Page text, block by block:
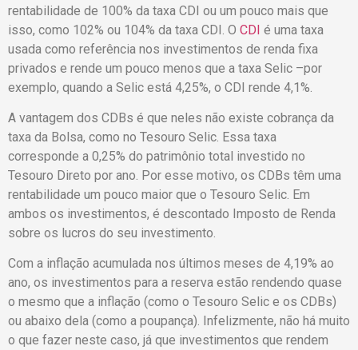
rentabilidade de 100% da taxa CDI ou um pouco mais que
isso, como 102% ou 104% da taxa CDI. O CDI é uma taxa
usada como referência nos investimentos de renda fixa
privados e rende um pouco menos que a taxa Selic –por
exemplo, quando a Selic está 4,25%, o CDI rende 4,1%.
A vantagem dos CDBs é que neles não existe cobrança da
taxa da Bolsa, como no Tesouro Selic. Essa taxa
corresponde a 0,25% do patrimônio total investido no
Tesouro Direto por ano. Por esse motivo, os CDBs têm uma
rentabilidade um pouco maior que o Tesouro Selic. Em
ambos os investimentos, é descontado Imposto de Renda
sobre os lucros do seu investimento.
Com a inflação acumulada nos últimos meses de 4,19% ao
ano, os investimentos para a reserva estão rendendo quase
o mesmo que a inflação (como o Tesouro Selic e os CDBs)
ou abaixo dela (como a poupança). Infelizmente, não há muito
o que fazer neste caso, já que investimentos que rendem